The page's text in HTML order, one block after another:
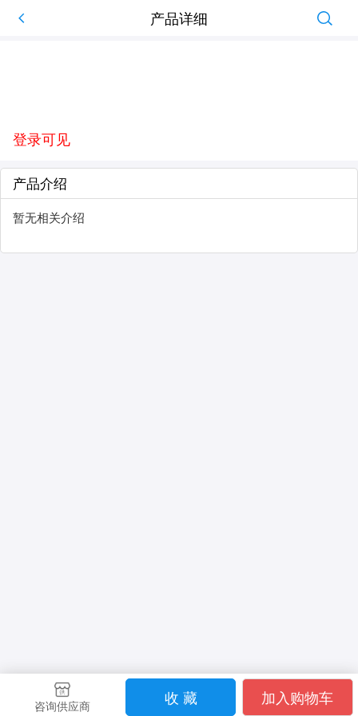
产品详细
登录可见
产品介绍
暂无相关介绍
咨询供应商 收 藏 加入购物车